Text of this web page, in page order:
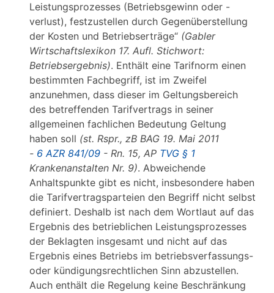
Leistungsprozesses (Betriebsgewinn oder -
verlust), festzustellen durch Gegenüberstellung
der Kosten und Betriebserträge“ (Gabler
Wirtschaftslexikon 17. Aufl. Stichwort:
Betriebsergebnis). Enthält eine Tarifnorm einen
bestimmten Fachbegriff, ist im Zweifel
anzunehmen, dass dieser im Geltungsbereich
des betreffenden Tarifvertrags in seiner
allgemeinen fachlichen Bedeutung Geltung
haben soll (st. Rspr., zB BAG 19. Mai 2011
- 6 AZR 841/09 - Rn. 15, AP TVG § 1
Krankenanstalten Nr. 9). Abweichende
Anhaltspunkte gibt es nicht, insbesondere haben
die Tarifvertragsparteien den Begriff nicht selbst
definiert. Deshalb ist nach dem Wortlaut auf das
Ergebnis des betrieblichen Leistungsprozesses
der Beklagten insgesamt und nicht auf das
Ergebnis eines Betriebs im betriebsverfassungs-
oder kündigungsrechtlichen Sinn abzustellen.
Auch enthält die Regelung keine Beschränkung